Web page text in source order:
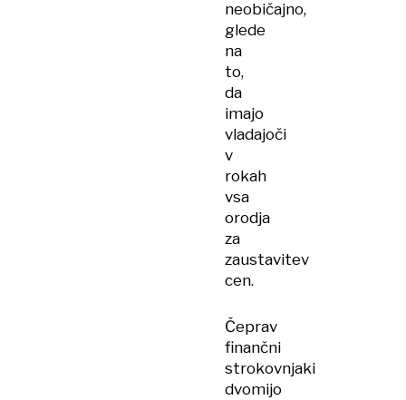
neobičajno,
glede
na
to,
da
imajo
vladajoči
v
rokah
vsa
orodja
za
zaustavitev
cen.
Čeprav
finančni
strokovnjaki
dvomijo